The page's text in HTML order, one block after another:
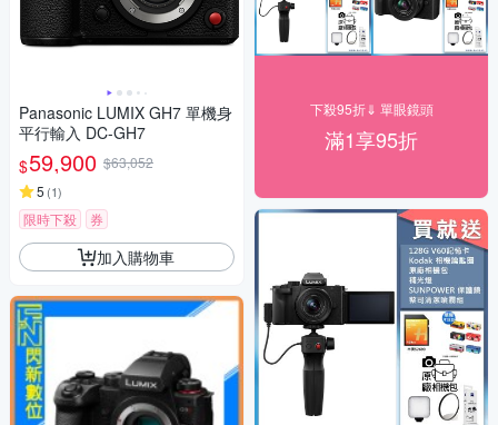
Panasonic LUMIX GH7 單機身
平行輸入 DC-GH7
$59,900 $63,052
5 (1)
限時下殺 券
加入購物車
下殺95折⇓ 單眼鏡頭
滿1享95折